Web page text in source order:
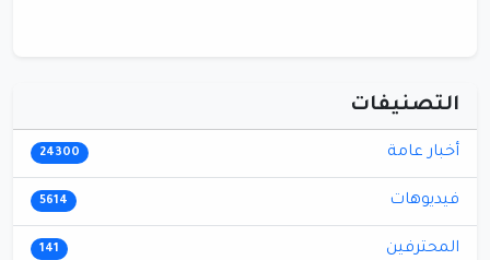
التصنيفات
أخبار عامة 24300
فيديوهات 5614
المحترفين 141